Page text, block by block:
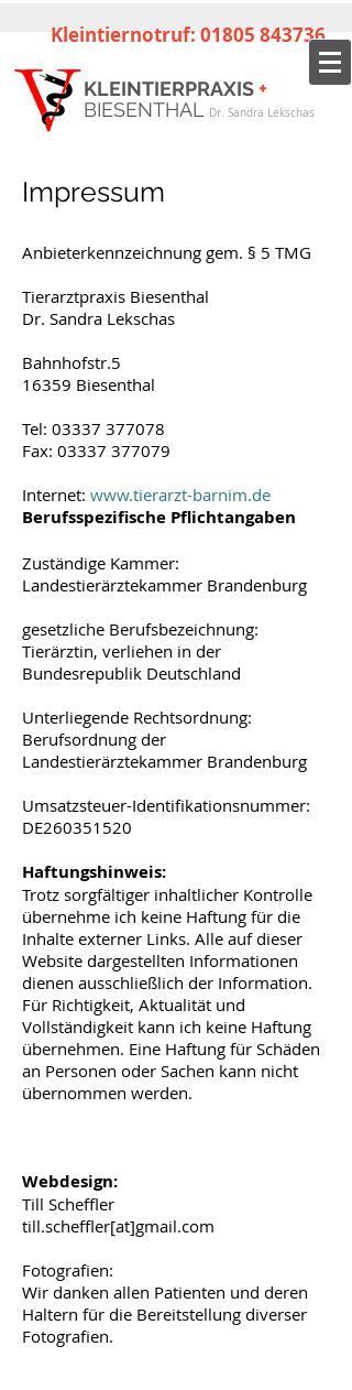
Kleintiernotruf: 01805 843736
KLEINTIERPRAXIS +
BIESENTHAL Dr. Sandra Lekschas
Impressum
Anbieterkennzeichnung gem. § 5 TMG
Tierarztpraxis Biesenthal
Dr. Sandra Lekschas
Bahnhofstr.5
16359 Biesenthal
Tel: 03337 377078
Fax: 03337 377079
Internet: www.tierarzt-barnim.de
Berufsspezifische Pflichtangaben
Zuständige Kammer:
Landestierärztekammer Brandenburg
gesetzliche Berufsbezeichnung:
Tierärztin, verliehen in der
Bundesrepublik Deutschland
Unterliegende Rechtsordnung:
Berufsordnung der
Landestierärztekammer Brandenburg
Umsatzsteuer-Identifikationsnummer:
DE260351520
Haftungshinweis:
Trotz sorgfältiger inhaltlicher Kontrolle
übernehme ich keine Haftung für die
Inhalte externer Links. Alle auf dieser
Website dargestellten Informationen
dienen ausschließlich der Information.
Für Richtigkeit, Aktualität und
Vollständigkeit kann ich keine Haftung
übernehmen. Eine Haftung für Schäden
an Personen oder Sachen kann nicht
übernommen werden.
Webdesign:
Till Scheffler
till.scheffler[at]gmail.com
Fotografien:
Wir danken allen Patienten und deren
Haltern für die Bereitstellung diverser
Fotografien.